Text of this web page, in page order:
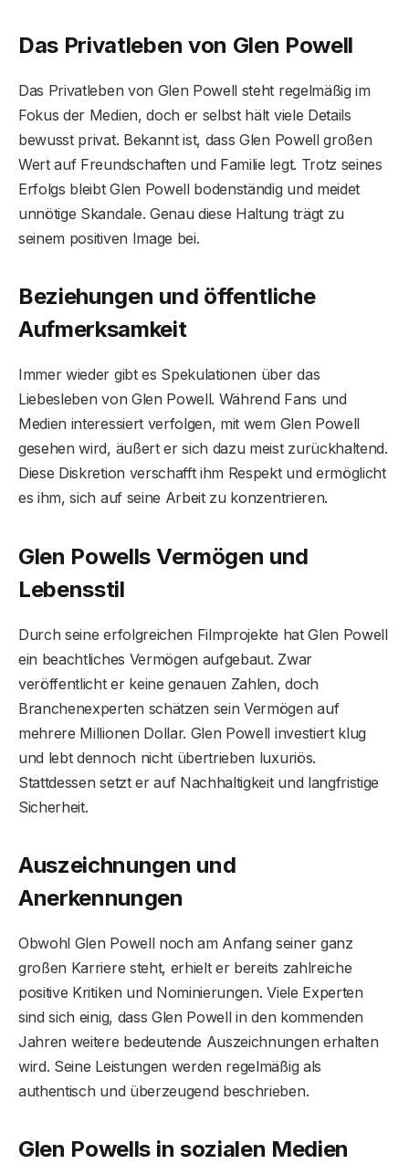
Das Privatleben von Glen Powell
Das Privatleben von Glen Powell steht regelmäßig im
Fokus der Medien, doch er selbst hält viele Details
bewusst privat. Bekannt ist, dass Glen Powell großen
Wert auf Freundschaften und Familie legt. Trotz seines
Erfolgs bleibt Glen Powell bodenständig und meidet
unnötige Skandale. Genau diese Haltung trägt zu
seinem positiven Image bei.
Beziehungen und öffentliche
Aufmerksamkeit
Immer wieder gibt es Spekulationen über das
Liebesleben von Glen Powell. Während Fans und
Medien interessiert verfolgen, mit wem Glen Powell
gesehen wird, äußert er sich dazu meist zurückhaltend.
Diese Diskretion verschafft ihm Respekt und ermöglicht
es ihm, sich auf seine Arbeit zu konzentrieren.
Glen Powells Vermögen und
Lebensstil
Durch seine erfolgreichen Filmprojekte hat Glen Powell
ein beachtliches Vermögen aufgebaut. Zwar
veröffentlicht er keine genauen Zahlen, doch
Branchenexperten schätzen sein Vermögen auf
mehrere Millionen Dollar. Glen Powell investiert klug
und lebt dennoch nicht übertrieben luxuriös.
Stattdessen setzt er auf Nachhaltigkeit und langfristige
Sicherheit.
Auszeichnungen und
Anerkennungen
Obwohl Glen Powell noch am Anfang seiner ganz
großen Karriere steht, erhielt er bereits zahlreiche
positive Kritiken und Nominierungen. Viele Experten
sind sich einig, dass Glen Powell in den kommenden
Jahren weitere bedeutende Auszeichnungen erhalten
wird. Seine Leistungen werden regelmäßig als
authentisch und überzeugend beschrieben.
Glen Powells in sozialen Medien